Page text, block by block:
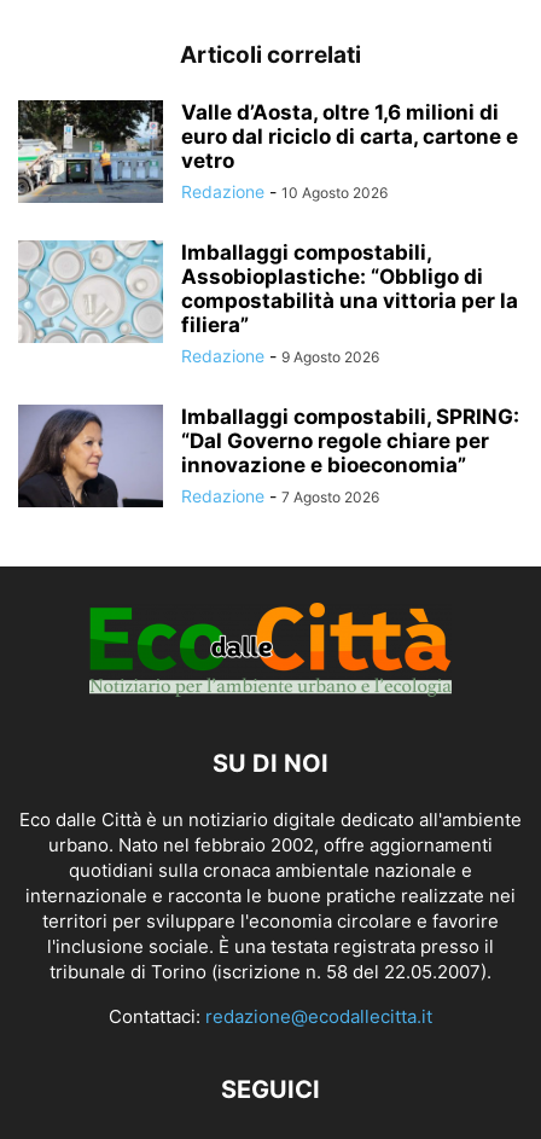
Articoli correlati
Valle d’Aosta, oltre 1,6 milioni di
euro dal riciclo di carta, cartone e
vetro
Redazione - 10 Agosto 2026
Imballaggi compostabili,
Assobioplastiche: “Obbligo di
compostabilità una vittoria per la
filiera”
Redazione - 9 Agosto 2026
Imballaggi compostabili, SPRING:
“Dal Governo regole chiare per
innovazione e bioeconomia”
Redazione - 7 Agosto 2026
SU DI NOI
Eco dalle Città è un notiziario digitale dedicato all'ambiente
urbano. Nato nel febbraio 2002, offre aggiornamenti
quotidiani sulla cronaca ambientale nazionale e
internazionale e racconta le buone pratiche realizzate nei
territori per sviluppare l'economia circolare e favorire
l'inclusione sociale. È una testata registrata presso il
tribunale di Torino (iscrizione n. 58 del 22.05.2007).
Contattaci: redazione@ecodallecitta.it
SEGUICI